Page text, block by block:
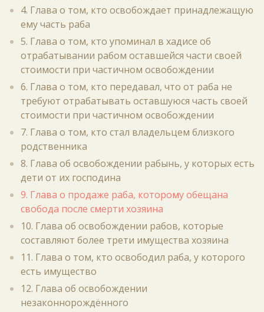
4. Глава о том, кто освобождает принадлежащую
ему часть раба
5. Глава о том, кто упоминал в хадисе об
отрабатывании рабом оставшейся части своей
стоимости при частичном освобождении
6. Глава о том, кто передавал, что от раба не
требуют отрабатывать оставшуюся часть своей
стоимости при частичном освобождении
7. Глава о том, кто стал владельцем близкого
родственника
8. Глава об освобождении рабынь, у которых есть
дети от их господина
9. Глава о продаже раба, которому обещана
свобода после смерти хозяина
10. Глава об освобождении рабов, которые
составляют более трети имущества хозяина
11. Глава о том, кто освободил раба, у которого
есть имущество
12. Глава об освобождении
незаконнорождённого